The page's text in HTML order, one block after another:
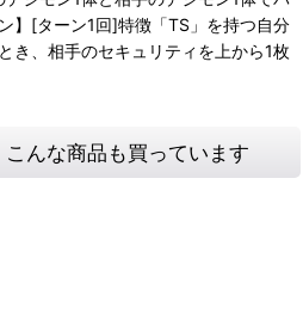
】[ターン1回]特徴「TS」を持つ自分
き、相手のセキュリティを上から1枚
んな商品も買っています